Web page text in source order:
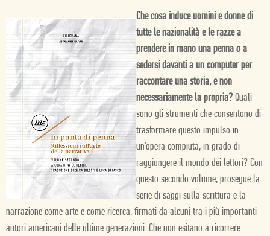
Che cosa induce uomini e donne di
tutte le nazionalità e le razze a
prendere in mano una penna o a
sedersi davanti a un computer per
raccontare una storia, e non
necessariamente la propria? Quali
sono gli strumenti che consentono di
trasformare questo impulso in
un’opera compiuta, in grado di
raggiungere il mondo dei lettori? Con
questo secondo volume, prosegue la
serie di saggi sulla scrittura e la
narrazione come arte e come ricerca, firmati da alcuni tra i più importanti
autori americani delle ultime generazioni. Che non esitano a ricorrere